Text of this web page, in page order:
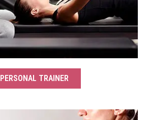
PERSONAL TRAINER